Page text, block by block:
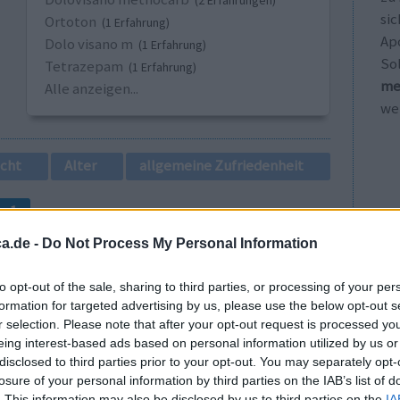
- Do Not Process My Personal Information
opt-out of the sale, sharing to third parties, or processing of your
for targeted advertising by us, please use the below opt-out
selection. Please note that after your opt-out request is processed
interest-based ads based on personal information utilized by us
to third parties prior to your opt-out. You may separately
of your personal information by third parties on the IAB’s list of
Ortoton (1 Erfahrung)
Dolo visano m (1 Erfahrung)
Tetrazepam (1 Erfahrung)
Alle anzeigen...
Alter allgemeine Zufriedenheit
1
Wirksamkeit
am